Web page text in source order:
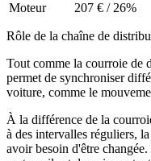
Moteur
207 € / 26%
Rôle de la chaîne de
Tout comme la courroie de
permet de synchroniser
voiture, comme le
À la différence de la
à des intervalles réguliers,
avoir besoin d'être